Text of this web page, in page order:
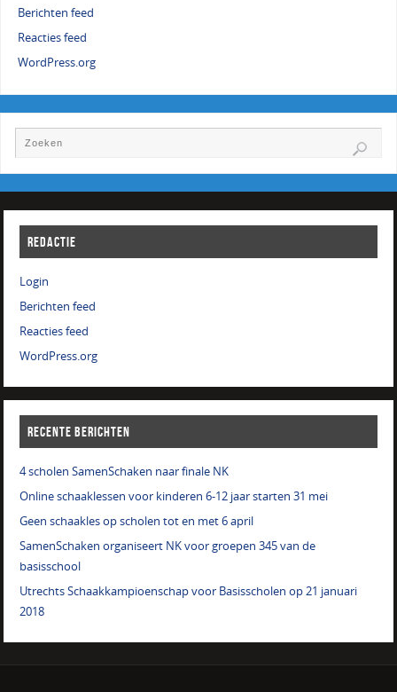
Berichten feed
Reacties feed
WordPress.org
REDACTIE
Login
Berichten feed
Reacties feed
WordPress.org
RECENTE BERICHTEN
4 scholen SamenSchaken naar finale NK
Online schaaklessen voor kinderen 6-12 jaar starten 31 mei
Geen schaakles op scholen tot en met 6 april
SamenSchaken organiseert NK voor groepen 345 van de
basisschool
Utrechts Schaakkampioenschap voor Basisscholen op 21 januari
2018